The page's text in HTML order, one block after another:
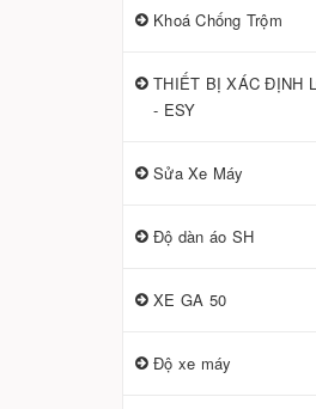
Khoá Chống Trộm
THIẾT BỊ XÁC ĐỊNH
- ESY
Sửa Xe Máy
Độ dàn áo SH
XE GA 50
Độ xe máy